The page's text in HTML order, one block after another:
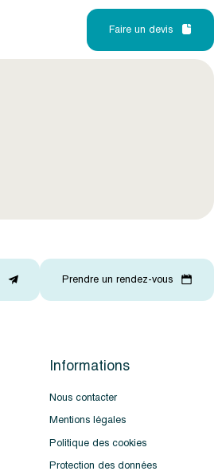
Faire un devis
Prendre un rendez-vous
Informations
Nous contacter
Mentions légales
Politique des cookies
Protection des données